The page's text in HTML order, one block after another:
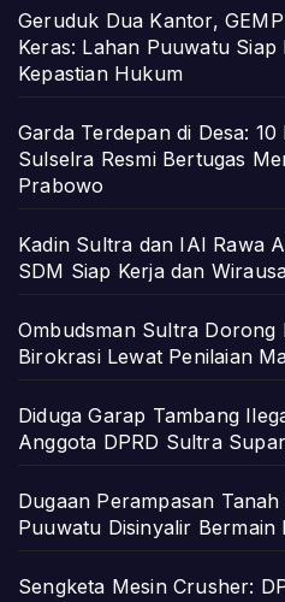
Geruduk Dua Kantor,
Keras: Lahan Puuwatu
Kepastian Hukum
Garda Terdepan di Desa:
Sulselra Resmi Bertugas
Prabowo
Kadin Sultra dan IAI Rawa
SDM Siap Kerja dan
Ombudsman Sultra Dorong
Birokrasi Lewat Penilaian
Diduga Garap Tambang
Anggota DPRD Sultra
Dugaan Perampasan
Puuwatu Disinyalir Bermain
Sengketa Mesin Crusher: